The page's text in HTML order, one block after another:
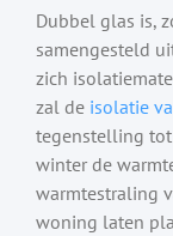
Dubbel glas is,
samengesteld
zich
zal de isolatie
tegenstelling
winter de
warmtestraling
woning laten